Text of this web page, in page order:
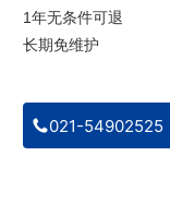
1年无条件可退
长期免维护
021-54902525